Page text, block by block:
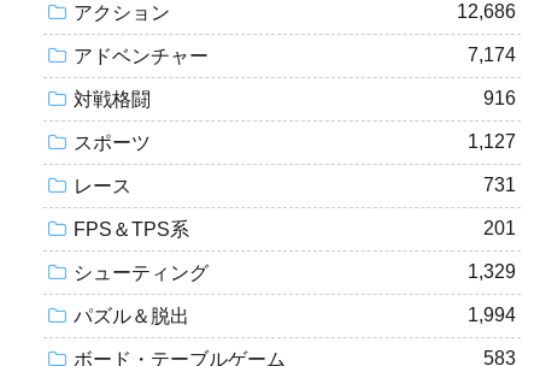
アクション 12,686
アドベンチャー 7,174
対戦格闘 916
スポーツ 1,127
レース 731
FPS＆TPS系 201
シューティング 1,329
パズル＆脱出 1,994
ボード・テーブルゲーム 583